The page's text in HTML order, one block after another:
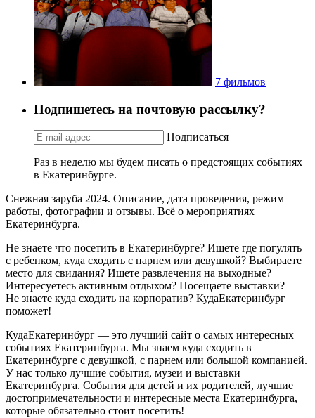
7 фильмов
Подпишетесь на почтовую рассылку?
Подписаться
Раз в неделю мы будем писать о предстоящих событиях
в Екатеринбурге.
Снежная заруба 2024. Описание, дата проведения, режим
работы, фотографии и отзывы. Всё о мероприятиях
Екатеринбурга.
Не знаете что посетить в Екатеринбурге? Ищете где погулять
с ребенком, куда сходить с парнем или девушкой? Выбираете
место для свидания? Ищете развлечения на выходные?
Интересуетесь активным отдыхом? Посещаете выставки?
Не знаете куда сходить на корпоратив? КудаЕкатеринбург
поможет!
КудаЕкатеринбург — это лучший сайт о самых интересных
событиях Екатеринбурга. Мы знаем куда сходить в
Екатеринбурге с девушкой, с парнем или большой компанией.
У нас только лучшие события, музеи и выставки
Екатеринбурга. События для детей и их родителей, лучшие
достопримечательности и интересные места Екатеринбурга,
которые обязательно стоит посетить!